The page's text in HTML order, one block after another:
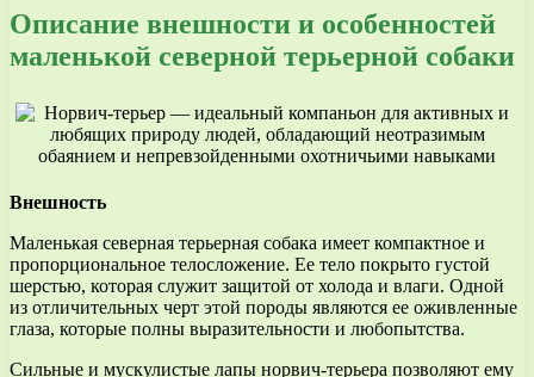
Описание внешности и особенностей
маленькой северной терьерной собаки
Внешность
Маленькая северная терьерная собака имеет компактное и
пропорциональное телосложение. Ее тело покрыто густой
шерстью, которая служит защитой от холода и влаги. Одной
из отличительных черт этой породы являются ее оживленные
глаза, которые полны выразительности и любопытства.
Сильные и мускулистые лапы норвич-терьера позволяют ему